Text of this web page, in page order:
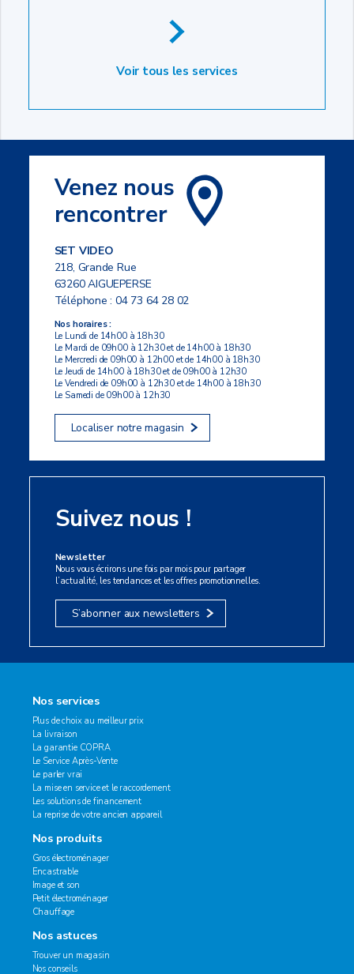
Voir tous les services
Venez nous
rencontrer
SET VIDEO
218, Grande Rue
63260 AIGUEPERSE
Téléphone :04 73 64 28 02
Nos horaires :
Le Lundi de 14h00 à 18h30
Le Mardi de 09h00 à 12h30 et de 14h00 à 18h30
Le Mercredi de 09h00 à 12h00 et de 14h00 à 18h30
Le Jeudi de 14h00 à 18h30 et de 09h00 à 12h30
Le Vendredi de 09h00 à 12h30 et de 14h00 à 18h30
Le Samedi de 09h00 à 12h30
Localiser notre magasin
Suivez nous !
Newsletter
Nous vous écrirons une fois par mois pour partager
l’actualité, les tendances et les offres promotionnelles.
S’abonner aux newsletters
Nos services
Plus de choix au meilleur prix
La livraison
La garantie COPRA
Le Service Après-Vente
Le parler vrai
La mise en service et le raccordement
Les solutions de financement
La reprise de votre ancien appareil
Nos produits
Gros électroménager
Encastrable
Image et son
Petit électroménager
Chauffage
Nos astuces
Trouver un magasin
Nos conseils